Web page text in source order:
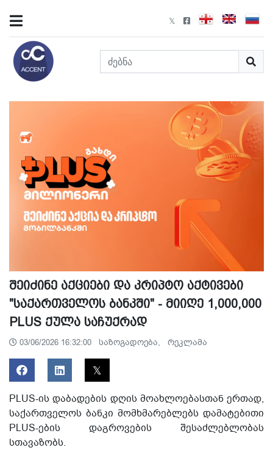
შეიძინე აქციები და კრიპტო აქტივები
"საქართველოს ბანკში" - მიიღე 1,000,000
PLUS ქულა საჩუქრად
03/06/2026 16:32:00 საზოგადოება, რეკლამა
PLUS-ის დაბადების დღის მოახლოებასთან ერთად,
საქართველოს ბანკი მომხმარებლებს დამატებითი
PLUS-ების დაგროვების შესაძლებლობას
სთავაზობს.